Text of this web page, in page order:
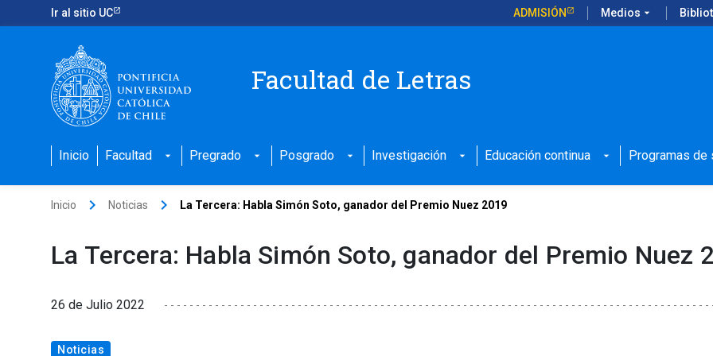
Ir al sitio UC ADMISIÓN Medios arrow_drop_down
Facultad de Letras
Inicio Facultad arrow_drop_down Pregrado arrow_drop_down Posgrado arrow_drop_down Investigación arrow_drop_down Educación continua arrow_drop_down Programas de
Inicio keyboard_arrow_right Noticias keyboard_arrow_right La Tercera: Habla Simón Soto, ganador del Premio Nuez 2019
La Tercera: Habla Simón Soto, ganador del Premio Nuez
26 de Julio 2022
Noticias